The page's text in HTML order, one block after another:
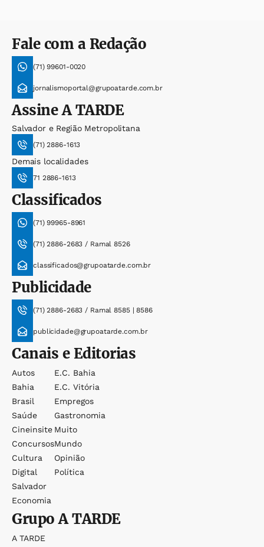
Fale com a Redação
(71) 99601-0020
jornalismoportal@grupoatarde.com.br
AssineA TARDE
Salvador e Região Metropolitana
(71) 2886-1613
Demais localidades
71 2886-1613
Classificados
(71) 99965-8961
(71) 2886-2683 / Ramal 8526
classificados@grupoatarde.com.br
Publicidade
(71) 2886-2683 / Ramal 8585 | 8586
publicidade@grupoatarde.com.br
Canais e Editorias
Autos
Bahia
Brasil
Saúde
Cineinsite
Concursos
Cultura
Digital
Salvador
Economia
E.c. Bahia
E.c. Vitória
Empregos
Gastronomia
Muito
Mundo
Opinião
Política
GrupoA TARDE
A TARDE